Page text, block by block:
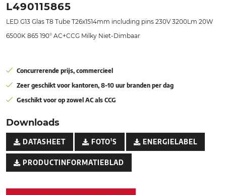
L490115865
LED G13 Glas T8 Tube T26x1514mm including pins 230V 3200Lm 20W
6500K 865 190° AC+CCG Milky Niet-Dimbaar
Concurrerende prijs, commercieel
Zeer geschikt voor kantoren, 8-10 uur branden per dag
Geschikt voor op zowel AC als CCG
Downloads
DATASHEET FOTO'S ENERGIELABEL
PRODUCTINFORMATIEBLAD